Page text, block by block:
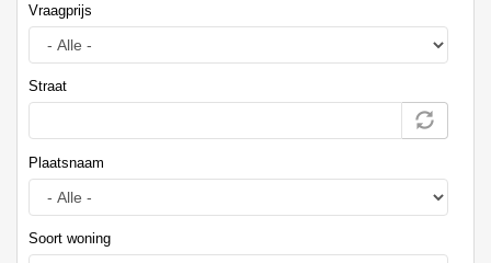
Vraagprijs
Straat
Plaatsnaam
Soort woning